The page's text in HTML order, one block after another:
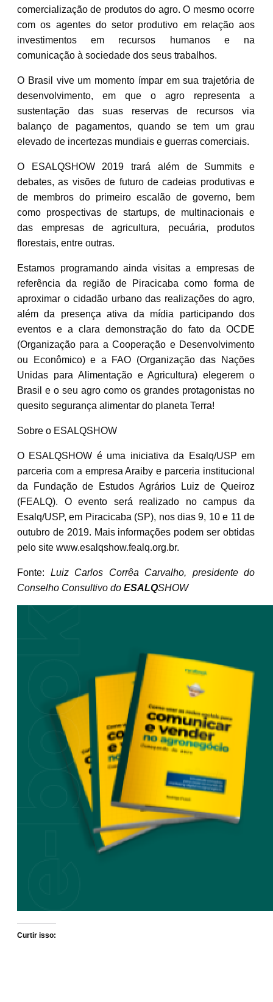
comercialização de produtos do agro. O mesmo ocorre
com os agentes do setor produtivo em relação aos
investimentos em recursos humanos e na
comunicação à sociedade dos seus trabalhos.
O Brasil vive um momento ímpar em sua trajetória de
desenvolvimento, em que o agro representa a
sustentação das suas reservas de recursos via
balanço de pagamentos, quando se tem um grau
elevado de incertezas mundiais e guerras comerciais.
O ESALQSHOW 2019 trará além de Summits e
debates, as visões de futuro de cadeias produtivas e
de membros do primeiro escalão de governo, bem
como prospectivas de startups, de multinacionais e
das empresas de agricultura, pecuária, produtos
florestais, entre outras.
Estamos programando ainda visitas a empresas de
referência da região de Piracicaba como forma de
aproximar o cidadão urbano das realizações do agro,
além da presença ativa da mídia participando dos
eventos e a clara demonstração do fato da OCDE
(Organização para a Cooperação e Desenvolvimento
ou Econômico) e a FAO (Organização das Nações
Unidas para Alimentação e Agricultura) elegerem o
Brasil e o seu agro como os grandes protagonistas no
quesito segurança alimentar do planeta Terra!
Sobre o ESALQSHOW
O ESALQSHOW é uma iniciativa da Esalq/USP em
parceria com a empresa Araiby e parceria institucional
da Fundação de Estudos Agrários Luiz de Queiroz
(FEALQ). O evento será realizado no campus da
Esalq/USP, em Piracicaba (SP), nos dias 9, 10 e 11 de
outubro de 2019. Mais informações podem ser obtidas
pelo site www.esalqshow.fealq.org.br.
Fonte: Luiz Carlos Corrêa Carvalho, presidente do
Conselho Consultivo do ESALQSHOW
Curtir isso: